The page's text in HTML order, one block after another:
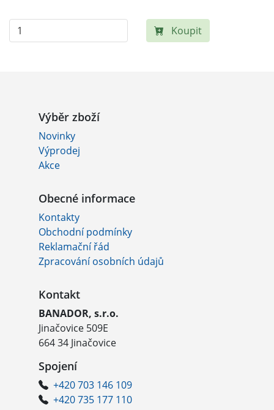
Koupit
Výběr zboží
Novinky
Výprodej
Akce
Obecné informace
Kontakty
Obchodní podmínky
Reklamační řád
Zpracování osobních údajů
Kontakt
BANADOR, s.r.o.
Jinačovice 509E
664 34 Jinačovice
Spojení
+420 703 146 109
+420 735 177 110